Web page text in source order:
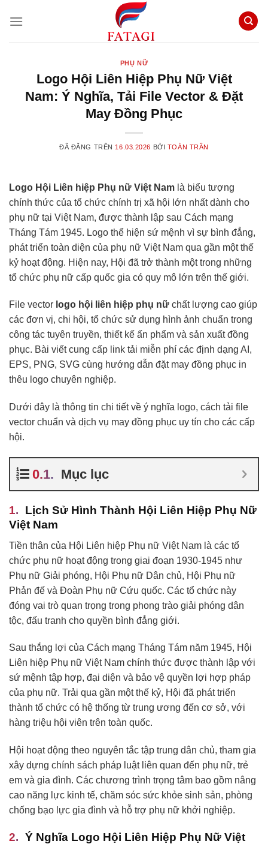
đến
PHỤ NỮ
Logo Hội Liên Hiệp Phụ Nữ Việt
Nam: Ý Nghĩa, Tải File Vector & Đặt
May Đồng Phục
ĐÃ ĐĂNG TRÊN 16.03.2026 BỞI TOÀN TRẦN
Logo Hội Liên hiệp Phụ nữ Việt Nam là biểu tượng
chính thức của tổ chức chính trị xã hội lớn nhất dành cho
phụ nữ tại Việt Nam, được thành lập sau Cách mạng
Tháng Tám 1945. Logo thể hiện sứ mệnh vì sự bình đẳng,
phát triển toàn diện của phụ nữ Việt Nam qua gần một thế
kỷ hoạt động. Hiện nay, Hội đã trở thành một trong những
tổ chức phụ nữ cấp quốc gia có quy mô lớn trên thế giới.
File vector logo hội liên hiệp phụ nữ chất lượng cao giúp
các đơn vị, chi hội, tổ chức sử dụng hình ảnh chuẩn trong
công tác tuyên truyền, thiết kế ấn phẩm và sản xuất đồng
phục. Bài viết cung cấp link tải miễn phí các định dạng AI,
EPS, PNG, SVG cùng hướng dẫn đặt may đồng phục in
thêu logo chuyên nghiệp.
Dưới đây là thông tin chi tiết về ý nghĩa logo, cách tải file
vector chuẩn và dịch vụ may đồng phục uy tín cho các cấp
hội.
Mục lục
Lịch Sử Hình Thành Hội Liên Hiệp Phụ Nữ
Việt Nam
Tiền thân của Hội Liên hiệp Phụ nữ Việt Nam là các tổ
chức phụ nữ hoạt động trong giai đoạn 1930-1945 như
Phụ nữ Giải phóng, Hội Phụ nữ Dân chủ, Hội Phụ nữ
Phản đế và Đoàn Phụ nữ Cứu quốc. Các tổ chức này
đóng vai trò quan trọng trong phong trào giải phóng dân
tộc, đấu tranh cho quyền bình đẳng giới.
Sau thắng lợi của Cách mạng Tháng Tám năm 1945, Hội
Liên hiệp Phụ nữ Việt Nam chính thức được thành lập với
sứ mệnh tập hợp, đại diện và bảo vệ quyền lợi hợp pháp
của phụ nữ. Trải qua gần một thế kỷ, Hội đã phát triển
thành tổ chức có hệ thống từ trung ương đến cơ sở, với
hàng triệu hội viên trên toàn quốc.
Hội hoạt động theo nguyên tắc tập trung dân chủ, tham gia
xây dựng chính sách pháp luật liên quan đến phụ nữ, trẻ
em và gia đình. Các chương trình trọng tâm bao gồm nâng
cao năng lực kinh tế, chăm sóc sức khỏe sinh sản, phòng
chống bạo lực gia đình và hỗ trợ phụ nữ khởi nghiệp.
Ý Nghĩa Logo Hội Liên Hiệp Phụ Nữ Việt